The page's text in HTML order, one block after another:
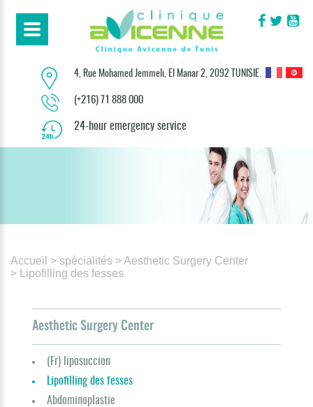
4, Rue Mohamed Jemmeli, El Manar 2, 2092 TUNISIE.
(+216) 71 888 000
24-hour emergency service
Accueil > spécialités > Aesthetic Surgery Center
> Lipofilling des fesses
Aesthetic Surgery Center
(Fr) liposuccion
Lipofilling des fesses
Abdominoplastie